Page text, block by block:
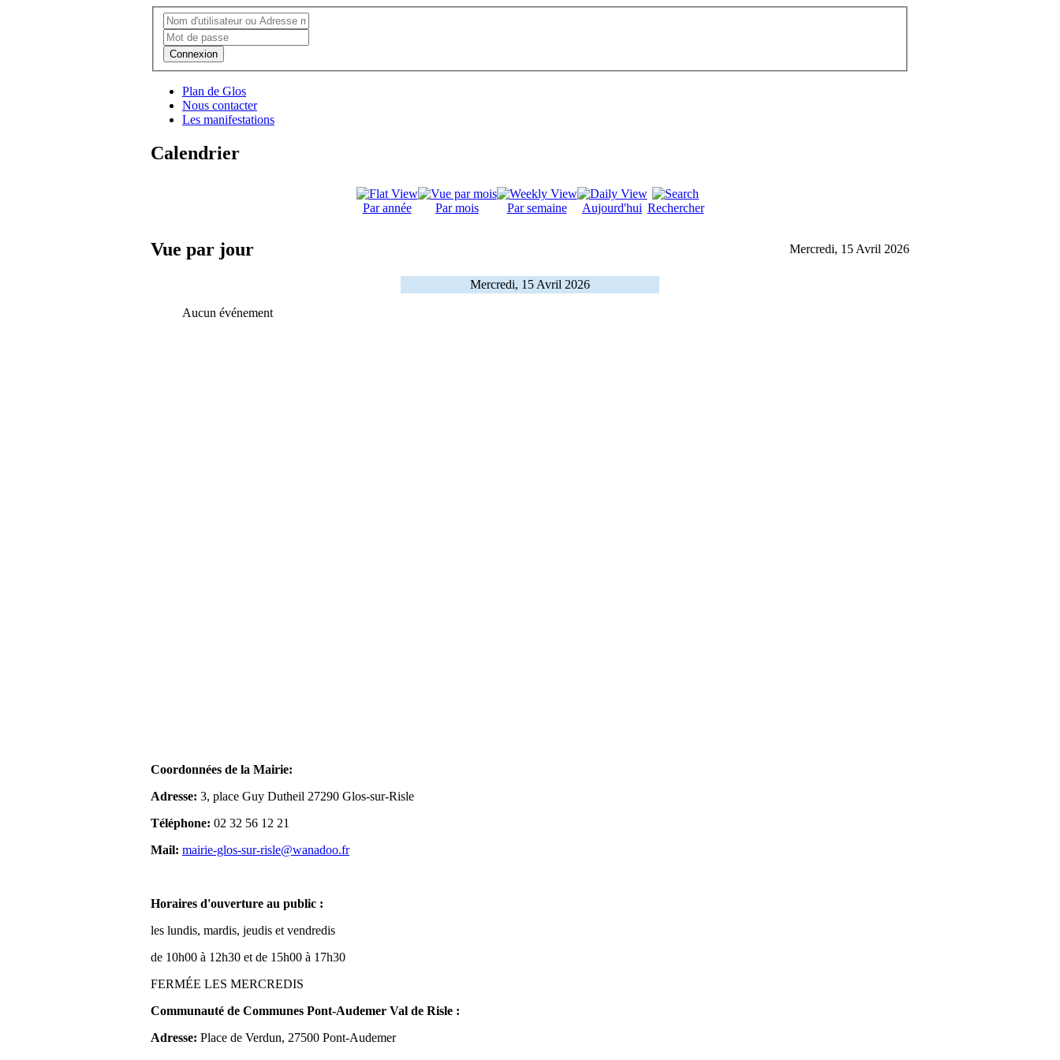
Connexion
Plan de Glos
Nous contacter
Les manifestations
Calendrier
Par année Par mois Par semaine Aujourd'hui Rechercher
Vue par jour Mercredi, 15 Avril 2026
Mercredi, 15 Avril 2026
Aucun événement
Coordonnées de la Mairie:
Adresse: 3, place Guy Dutheil 27290 Glos-sur-Risle
Téléphone: 02 32 56 12 21
Mail: mairie-glos-sur-risle@wanadoo.fr
Horaires d'ouverture au public :
les lundis, mardis, jeudis et vendredis
de 10h00 à 12h30 et de 15h00 à 17h30
FERMÉE LES MERCREDIS
Communauté de Communes Pont-Audemer Val de Risle :
Adresse: Place de Verdun, 27500 Pont-Audemer